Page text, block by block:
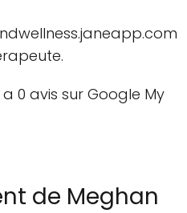
0 avis sur Google My
de Meghan